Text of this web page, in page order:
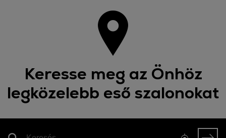
Keresse meg az Önhöz
legközelebb eső szalonokat